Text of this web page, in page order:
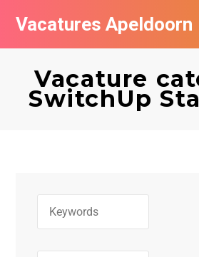
Vacatures Apeldoorn
Vacature
SwitchUp
Vacatures per bedrijf
De populairste vacatures in